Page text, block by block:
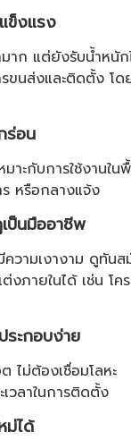
ข็งแรง
มาก แต่ยังรับน้ำหนั
รขนส่งและติดตั้ง โ
ร่อน
มาะกับการใช้งานใ
ร หรือกลางแจ้ง
ป็นมืออาชีพ
วามเงางาม ดูทันส
งภายในได้ เช่น โค
ระกอบง่าย
ไม่ต้องเชื่อมโลหะ
วลาในการติดตั้ง
ม่ได้